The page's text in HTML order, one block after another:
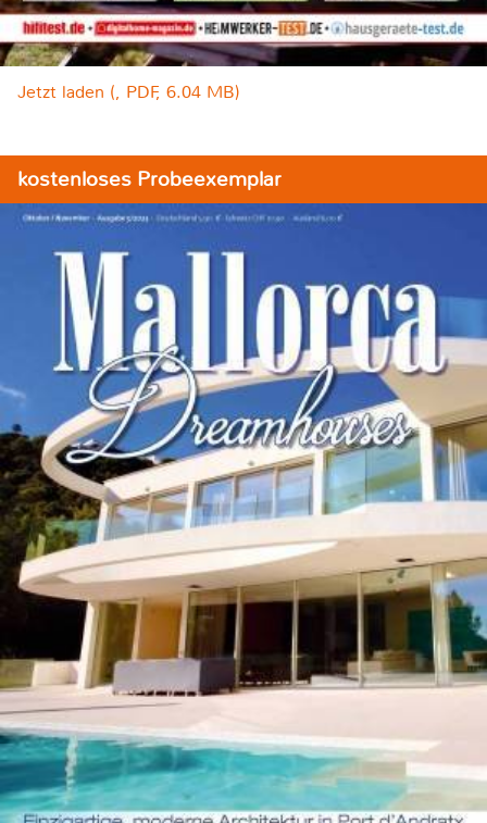
Jetzt laden (, PDF, 6.04 MB)
kostenloses Probeexemplar